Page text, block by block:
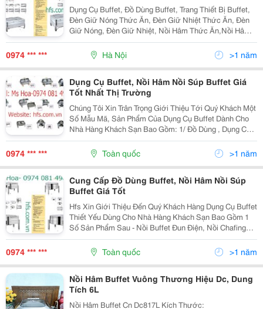
Dụng Cụ Buffet, Đồ Dùng Buffet, Trang Thiết Bị Buffet,
Đèn Giữ Nóng Thức Ăn, Đèn Giữ Nhiệt Thức Ăn, Đèn
Giữ Nóng, Đèn Giữ Nhiệt, Nồi Hâm Thức Ăn,Nồi Hâm
Nóng, Nồi Hâm,Bình Nước Hoa Quả, Bình Đựng Nước
Hoa Quả, Nồi Hâm Buffet, Đèn Giữ Nhiệt Buffet ,...
0974 *** *** Hà Nội >1 năm
Dụng Cụ Buffet, Nồi Hâm Nồi Súp Buffet Giá
Tốt Nhất Thị Trường
Chúng Tôi Xin Trân Trọng Giới Thiệu Tới Quý Khách Một
Số Mẫu Mã, Sản Phẩm Của Dụng Cụ Buffet Dành Cho
Nhà Hàng Khách Sạn Bao Gồm: 1/ Đồ Dùng , Dụng Cụ
Buffet Gồm Có: Nồi Hâm Buffet Tròn, Nồi Hâm Buffet
Hình Chữ Nhật, Nồi Súp Đơn, Nồi Soup Đôi, Nồi...
0974 *** *** Toàn quốc >1 năm
Cung Cấp Đồ Dùng Buffet, Nồi Hâm Nồi Súp
Buffet Giá Tốt
Hfs Xin Giới Thiệu Đến Quý Khách Hàng Dụng Cụ Buffet
Thiết Yếu Dùng Cho Nhà Hàng Khách Sạn Bao Gồm 1
Số Sản Phẩm Sau - Nồi Buffet Đun Điện, Nồi Chafing
Dish, Nồi Soup Đơn, Nồi Súp Đôi, Nồi Hâm Buffet Tròn,
Nồi Hâm Buffet Chữ Nhật, Nồi Buffet Đun...
0974 *** *** Toàn quốc >1 năm
Nồi Hâm Buffet Vuông Thương Hiệu Dc, Dung
Tích 6L
Nồi Hâm Buffet Cn Dc817L Kích Thước: